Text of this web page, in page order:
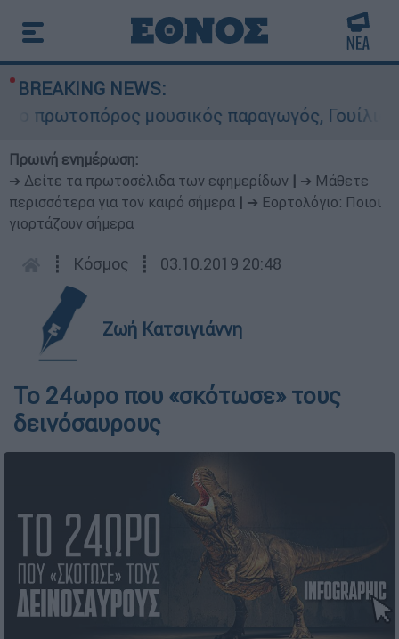
BREAKING NEWS:
μουσικός παραγωγός, Γουίλιαμ
Πρωινή ενημέρωση:
➔ Δείτε τα πρωτοσέλιδα των εφημερίδων
➔ Μάθετε
περισσότερα για τον καιρό σήμερα
➔ Εορτολόγιο: Ποιοι
γιορτάζουν σήμερα
┋ Κόσμος ┋ 03.10.2019 20:48
Ζωή Κατσιγιάννη
Το 24ωρο που «σκότωσε» τους
δεινόσαυρους